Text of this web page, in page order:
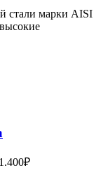
стали марки AISI